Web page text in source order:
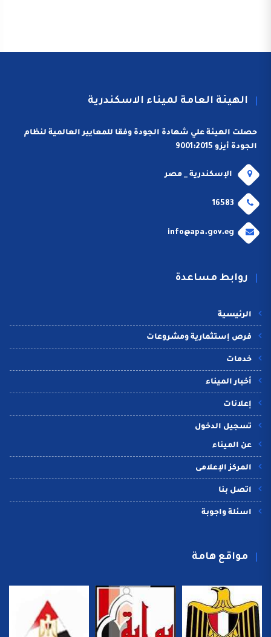
الهيئة العامة لميناء الاسكندرية
حصلت الهيئة علي شهادة الجودة وفقا للمعايير العالمية لنظام
الجودة أيزو 9001:2015
الإسكندرية _ مصر
16583
info@apa.gov.eg
روابط مساعدة
الرئيسية
فرص إستثمارية ومشروعات
خدمات
أخبار الميناء
إعلانات
تسجيل الدخول
عن الميناء
المركز الإعلامى
اتصل بنا
اسئلة واجوبة
مواقع هامة